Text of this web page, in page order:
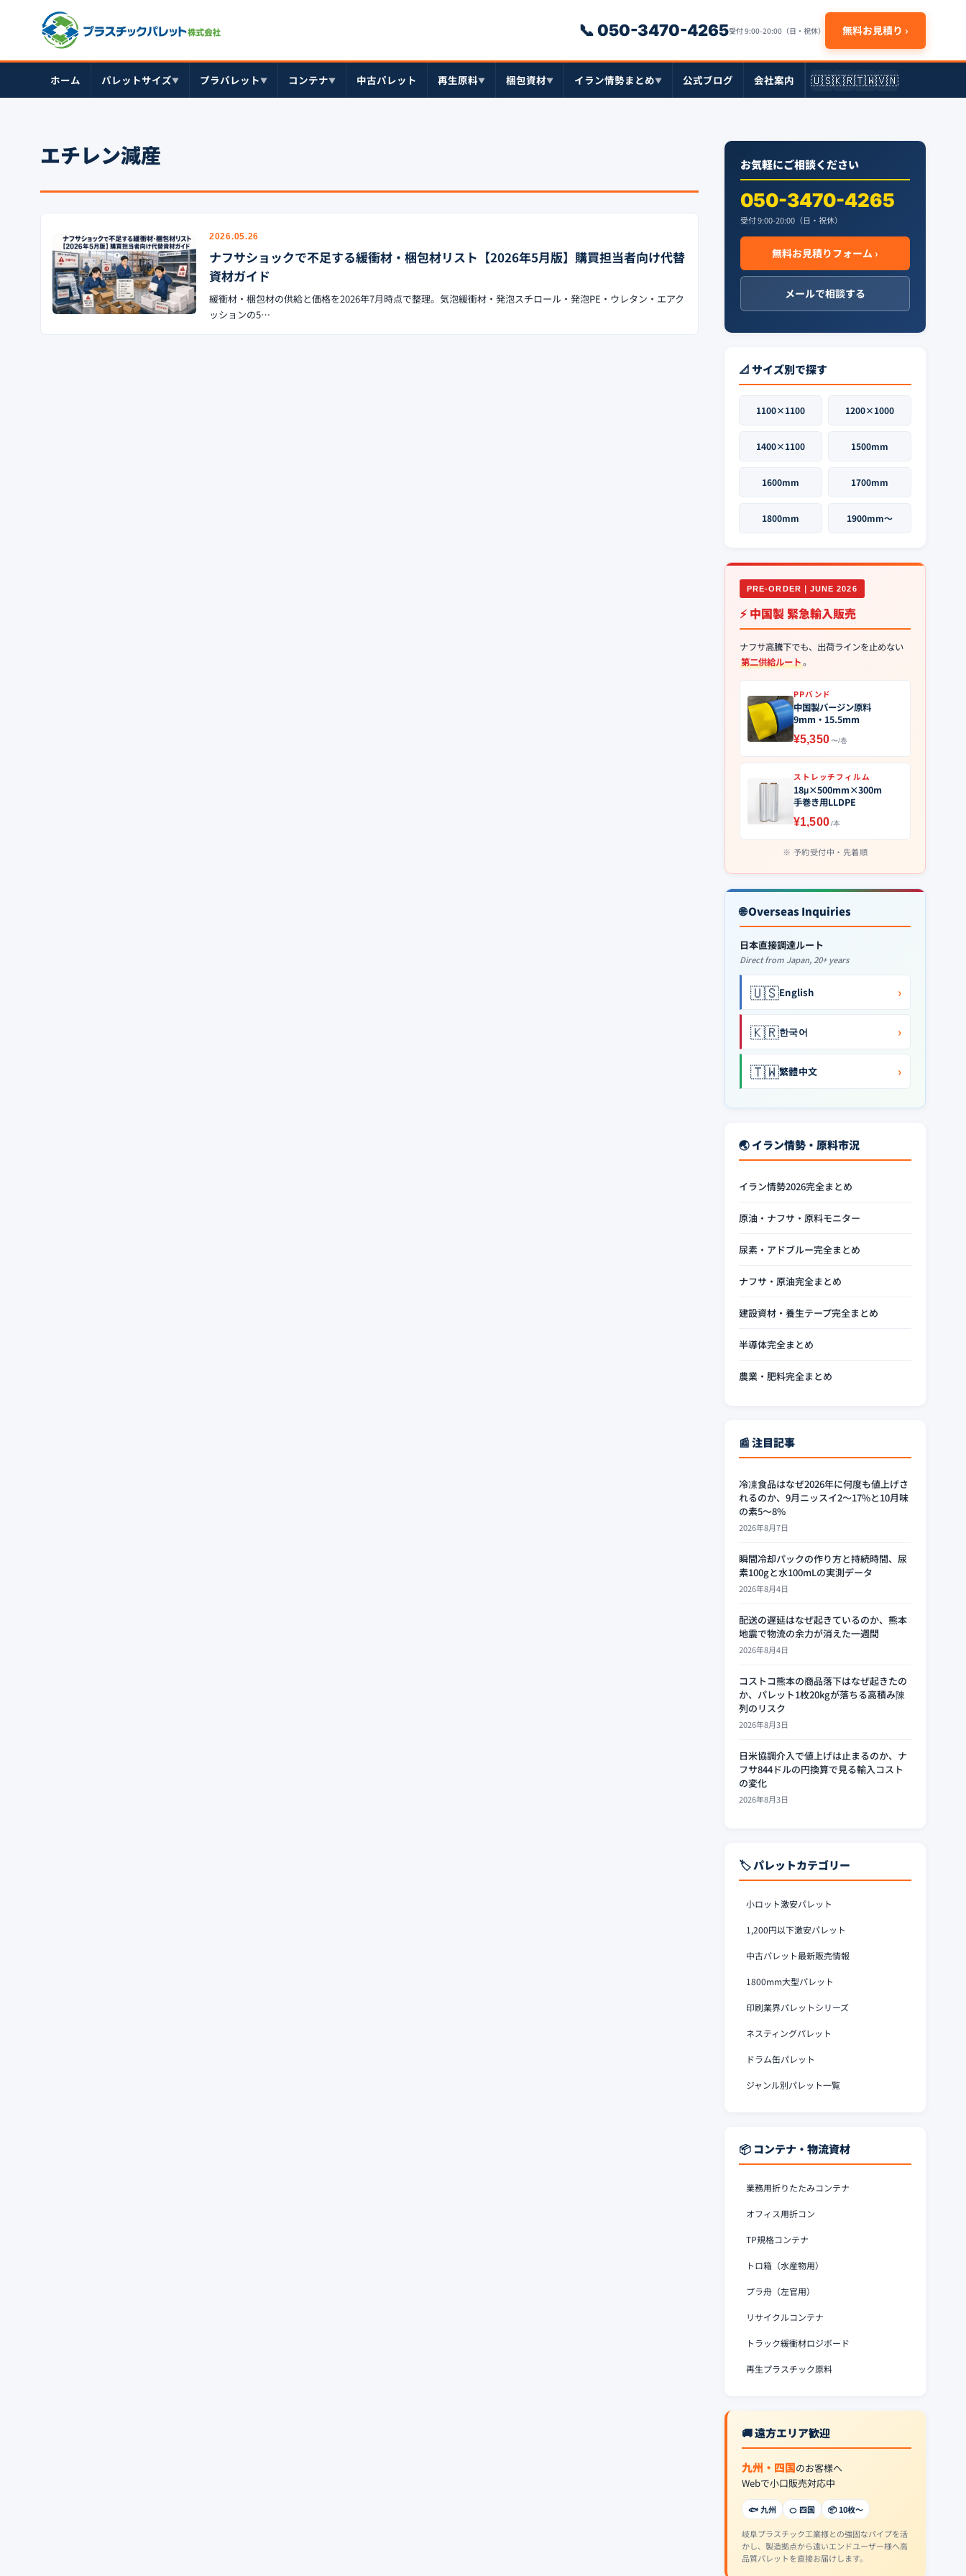
📞 050-3470-4265受付 9:00-20:00（日・祝休） 無料お見積り ›
ホーム パレットサイズ▼ プラパレット▼ コンテナ▼ 中古パレット 再生原料▼ 梱包資材▼ イラン情勢まとめ▼ 公式ブログ 会社案内 🇺🇸🇰🇷🇹🇼🇻🇳
エチレン減産
2026.05.26
ナフサショックで不足する緩衝材・梱包材リスト【2026年5月版】購買担当者向け代替
資材ガイド
緩衝材・梱包材の供給と価格を2026年7月時点で整理。気泡緩衝材・発泡スチロール・発泡PE・ウレタン・エアク
ッションの5…
お気軽にご相談ください
050-3470-4265
受付 9:00-20:00（日・祝休）
無料お見積りフォーム ›
メールで相談する
📐 サイズ別で探す
1100×1100 1200×1000
1400×1100 1500mm
1600mm 1700mm
1800mm 1900mm〜
PRE-ORDER｜JUNE 2026
⚡ 中国製 緊急輸入販売
ナフサ高騰下でも、出荷ラインを止めない
第二供給ルート。
PPバンド
中国製バージン原料
9mm・15.5mm
¥5,350〜/巻
ストレッチフィルム
18μ×500mm×300m
手巻き用LLDPE
¥1,500/本
予約受付中・先着順
🌐 Overseas Inquiries
日本直接調達ルート
Direct from Japan, 20+ years
🇺🇸English ›
🇰🇷한국어 ›
🇹🇼繁體中文 ›
🌏 イラン情勢・原料市況
イラン情勢2026完全まとめ
原油・ナフサ・原料モニター
尿素・アドブルー完全まとめ
ナフサ・原油完全まとめ
建設資材・養生テープ完全まとめ
半導体完全まとめ
農業・肥料完全まとめ
📰 注目記事
冷凍食品はなぜ2026年に何度も値上げさ
れるのか、9月ニッスイ2〜17%と10月味
の素5〜8%
2026年8月7日
瞬間冷却パックの作り方と持続時間、尿
素100gと水100mLの実測データ
2026年8月4日
配送の遅延はなぜ起きているのか、熊本
地震で物流の余力が消えた一週間
2026年8月4日
コストコ熊本の商品落下はなぜ起きたの
か、パレット1枚20kgが落ちる高積み陳
列のリスク
2026年8月3日
日米協調介入で値上げは止まるのか、ナ
フサ844ドルの円換算で見る輸入コスト
の変化
2026年8月3日
🏷️ パレットカテゴリー
小ロット激安パレット
1,200円以下激安パレット
中古パレット最新販売情報
1800mm大型パレット
印刷業界パレットシリーズ
ネスティングパレット
ドラム缶パレット
ジャンル別パレット一覧
📦 コンテナ・物流資材
業務用折りたたみコンテナ
オフィス用折コン
TP規格コンテナ
トロ箱（水産物用）
プラ舟（左官用）
リサイクルコンテナ
トラック緩衝材ロジボード
再生プラスチック原料
🚚 遠方エリア歓迎
九州・四国のお客様へ
Webで小口販売対応中
🐟 九州 🍊 四国 📦 10枚〜
岐阜プラスチック工業様との強固なパイプを活
かし、製造拠点から遠いエンドユーザー様へ高
品質パレットを直接お届けします。